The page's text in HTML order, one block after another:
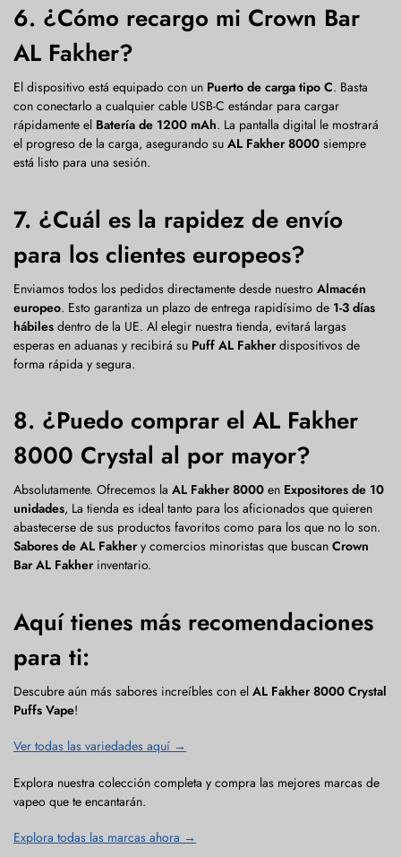
6. ¿Cómo recargo mi Crown Bar
AL Fakher?
El dispositivo está equipado con un Puerto de carga tipo C. Basta
con conectarlo a cualquier cable USB-C estándar para cargar
rápidamente el Batería de 1200 mAh. La pantalla digital le mostrará
el progreso de la carga, asegurando su AL Fakher 8000 siempre
está listo para una sesión.
7. ¿Cuál es la rapidez de envío
para los clientes europeos?
Enviamos todos los pedidos directamente desde nuestro Almacén
europeo. Esto garantiza un plazo de entrega rapidísimo de 1-3 días
hábiles dentro de la UE. Al elegir nuestra tienda, evitará largas
esperas en aduanas y recibirá su Puff AL Fakher dispositivos de
forma rápida y segura.
8. ¿Puedo comprar el AL Fakher
8000 Crystal al por mayor?
Absolutamente. Ofrecemos la AL Fakher 8000 en Expositores de 10
unidades, La tienda es ideal tanto para los aficionados que quieren
abastecerse de sus productos favoritos como para los que no lo son.
Sabores de AL Fakher y comercios minoristas que buscan Crown
Bar AL Fakher inventario.
Aquí tienes más recomendaciones
para ti:
Descubre aún más sabores increíbles con el AL Fakher 8000 Crystal
Puffs Vape!
Ver todas las variedades aquí →
Explora nuestra colección completa y compra las mejores marcas de
vapeo que te encantarán.
Explora todas las marcas ahora →